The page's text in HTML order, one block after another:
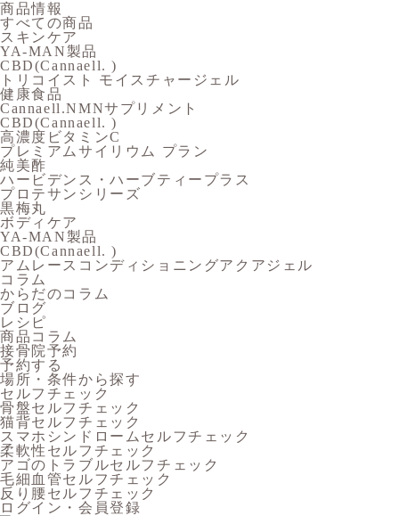
商品情報
すべての商品
スキンケア
YA-MAN製品
CBD(Cannaell. )
トリコイスト モイスチャージェル
健康食品
Cannaell.NMNサプリメント
CBD(Cannaell. )
高濃度ビタミンC
プレミアムサイリウム プラン
純美酢
ハービデンス・ハーブティープラス
プロテサンシリーズ
黒梅丸
ボディケア
YA-MAN製品
CBD(Cannaell. )
アムレースコンディショニングアクアジェル
コラム
からだのコラム
ブログ
レシピ
商品コラム
接骨院予約
予約する
場所・条件から探す
セルフチェック
骨盤セルフチェック
猫背セルフチェック
スマホシンドロームセルフチェック
柔軟性セルフチェック
アゴのトラブルセルフチェック
毛細血管セルフチェック
反り腰セルフチェック
ログイン・会員登録